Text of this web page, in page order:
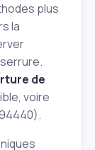
plus
la
de
voire